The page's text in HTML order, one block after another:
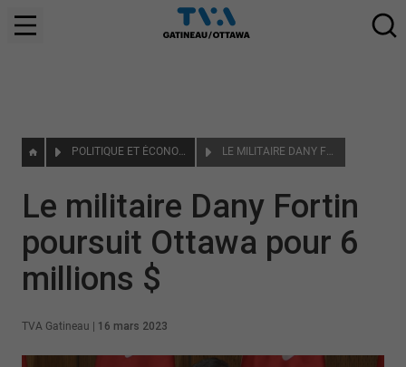
POLITIQUE ET ÉCONOMIE LE MILITAIRE DANY FORTIN POURSUIT OTTAWA POUR 6 MILLIONS $
Le militaire Dany Fortin
poursuit Ottawa pour 6
millions $
TVA Gatineau 16 mars 2023